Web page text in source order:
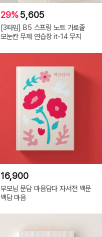
29%5,605
[3타입] B5 스프링 노트 가로줄
모눈칸 무제 연습장 it-14 무지
16,900
부모님 문답 마음담다 자서전 백문
백답 마음